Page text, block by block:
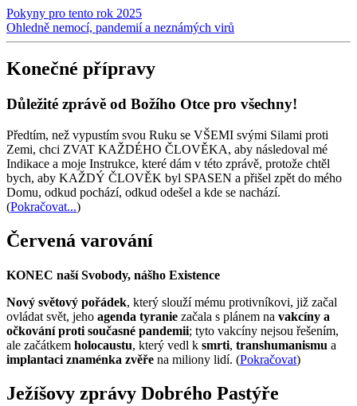
Pokyny pro tento rok 2025
Ohledně nemocí, pandemií a neznámých virů
Konečné přípravy
Důležité zprávě od Božího Otce pro všechny!
Předtím, než vypustím svou Ruku se VŠEMI svými Silami proti
Zemi, chci ZVAT KAŽDÉHO ČLOVĚKA, aby následoval mé
Indikace a moje Instrukce, které dám v této zprávě, protože chtěl
bych, aby KAŽDÝ ČLOVĚK byl SPASEN a přišel zpět do mého
Domu, odkud pochází, odkud odešel a kde se nachází.
(Pokračovat...)
Červená varování
KONEC naší Svobody, nášho Existence
Nový světový pořádek, který slouží mému protivníkovi, již začal
ovládat svět, jeho agenda tyranie začala s plánem na vakcíny a
očkování proti současné pandemii; tyto vakcíny nejsou řešením,
ale začátkem holocaustu, který vedl k smrti, transhumanismu a
implantaci znaménka zvěře na miliony lidí. (Pokračovat)
Ježíšovy zprávy Dobrého Pastýře